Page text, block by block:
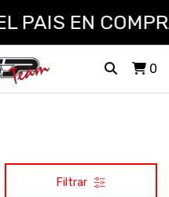
EN
0
Filtrar